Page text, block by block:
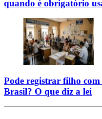
quando é obrigatório
Pode registrar filho
Brasil? O que diz a lei